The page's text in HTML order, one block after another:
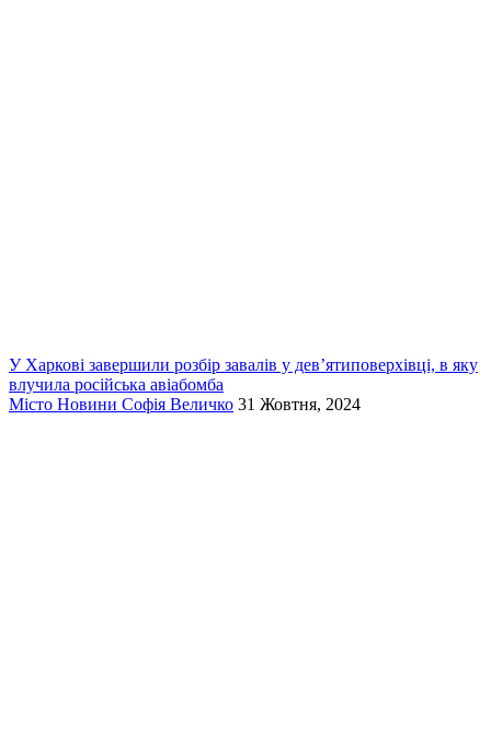
У Харкові завершили розбір завалів у дев’ятиповерхівці, в яку
влучила російська авіабомба
Місто Новини Софія Величко 31 Жовтня, 2024